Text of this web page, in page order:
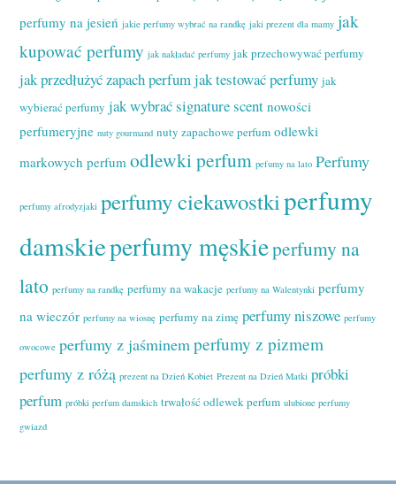
perfumy na jesień jakie perfumy wybrać na randkę jaki prezent dla mamy jak
kupować perfumy jak nakładać perfumy jak przechowywać perfumy
jak przedłużyć zapach perfumjak testować perfumy jak
wybierać perfumy jak wybrać signature scent nowości
perfumeryjne nuty gourmand nuty zapachowe perfum odlewki
markowych perfum odlewki perfum pefumy na lato Perfumy
perfumy afrodyzjaki perfumy ciekawostkiperfumy
damskieperfumy męskieperfumy na
lato perfumy na randkę perfumy na wakacje perfumy na Walentynki perfumy
na wieczór perfumy na wiosnę perfumy na zimę perfumy niszowe perfumy
owocowe perfumy z jaśminemperfumy z pizmem
perfumy z różą prezent na Dzień Kobiet Prezent na Dzień Matki próbki
perfum próbki perfum damskich trwałość odlewek perfum ulubione perfumy
gwiazd